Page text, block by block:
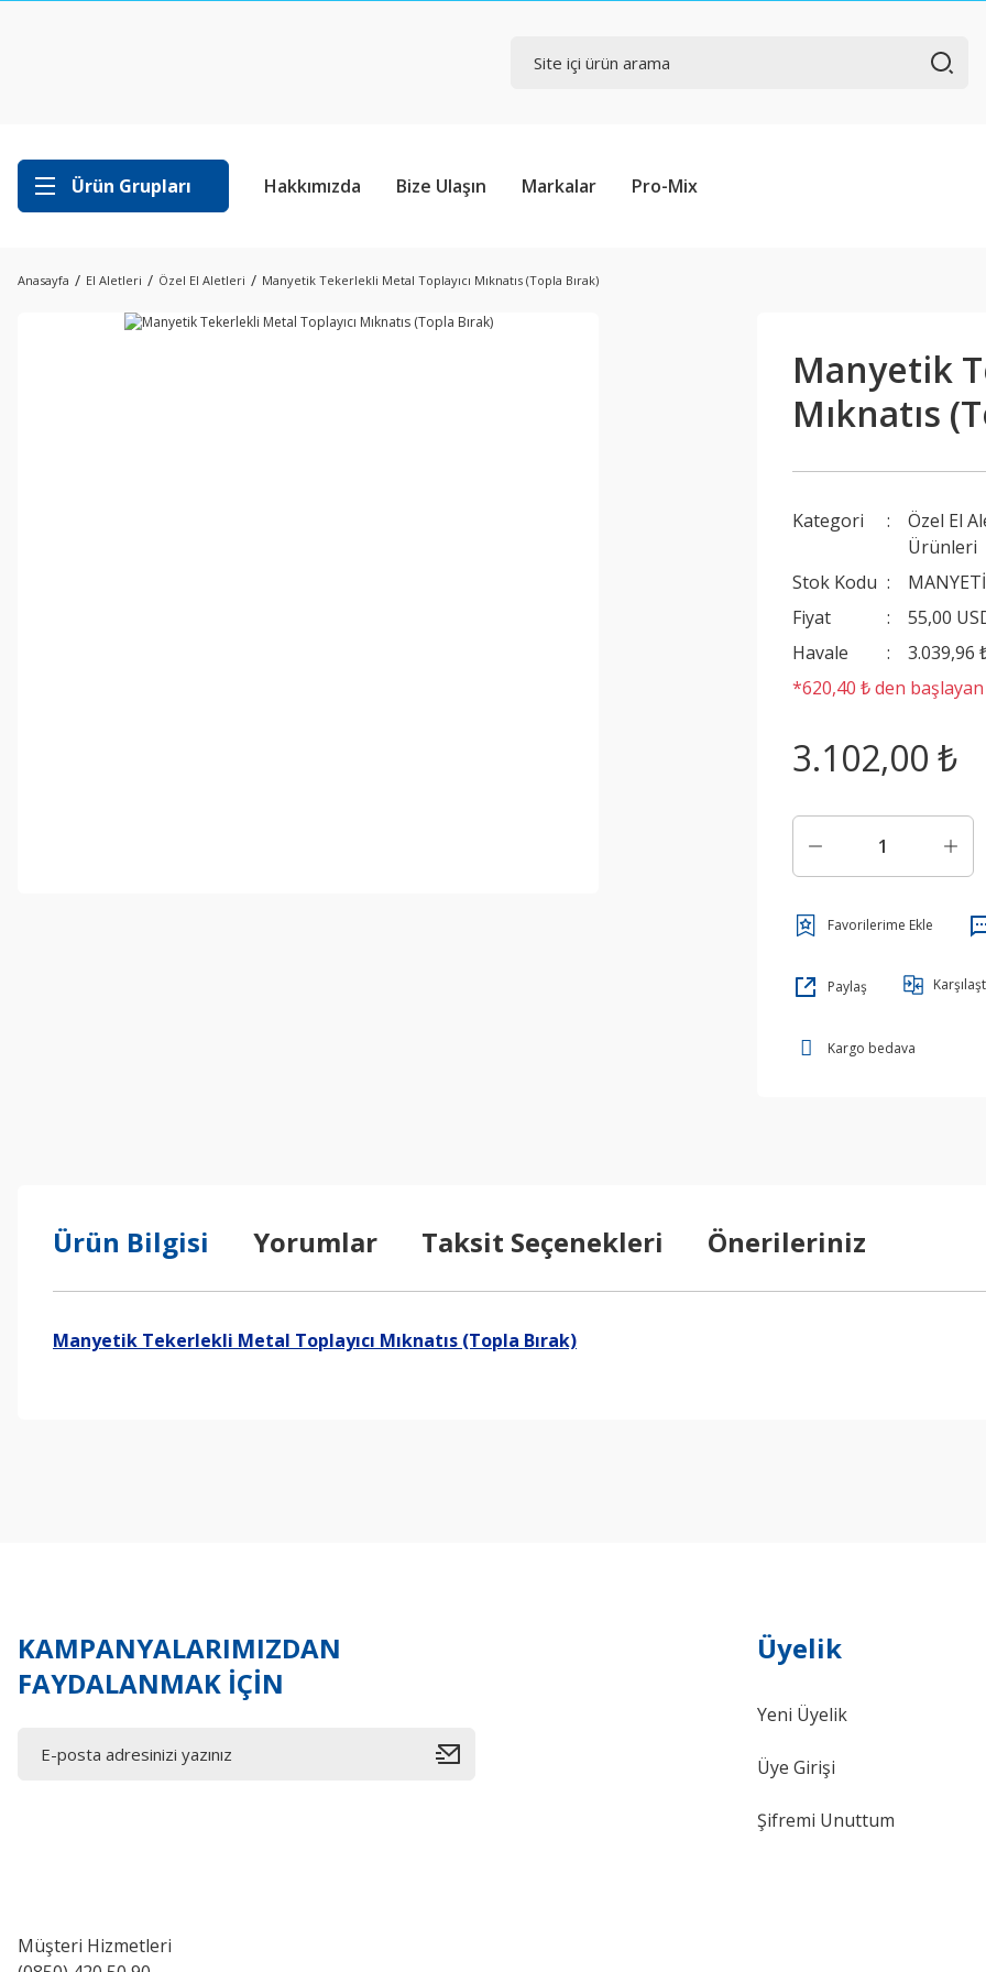
Ürün Grupları Hakkımızda Bize Ulaşın Markalar Pro-Mix
Anasayfa El Aletleri Özel El Aletleri Manyetik Tekerlekli Metal Toplayıcı Mıknatıs (Topla Bırak)
Manyetik
Mıknatıs
Kategori Özel El
Ürünleri
Stok Kodu
Fiyat
55,00
Havale
3.039,96
*620,40 ₺ den
3.102,00 ₺
Paylaş
Kargo bedava
Ürün Bilgisi Yorumlar Taksit Seçenekleri Önerileriniz
Manyetik Tekerlekli Metal Toplayıcı Mıknatıs (Topla Bırak)
KAMPANYALARIMIZDAN
FAYDALANMAK İÇİN
Müşteri Hizmetleri
Üyelik
Yeni Üyelik
Üye Girişi
Şifremi Unuttum